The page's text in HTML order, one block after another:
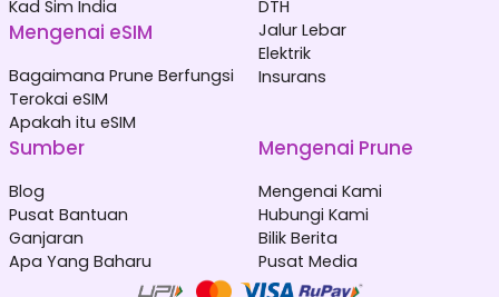
Kad Sim India
Mengenai eSIM
Bagaimana Prune Berfungsi
Terokai eSIM
Apakah itu eSIM
DTH
Jalur Lebar
Elektrik
Insurans
Sumber
Blog
Pusat Bantuan
Ganjaran
Apa Yang Baharu
Mengenai Prune
Mengenai Kami
Hubungi Kami
Bilik Berita
Pusat Media